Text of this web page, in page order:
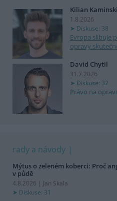
Kilian Kaminski
1.8.2026
Diskuse: 38
Evropa slibuje
opravy
David Chytil
31.7.2026
Diskuse: 32
Právo na
rady a návody
Mýtus o zeleném koberci: Proč
v půdě
4.8.2026 | Jan Skala
Diskuse: 31